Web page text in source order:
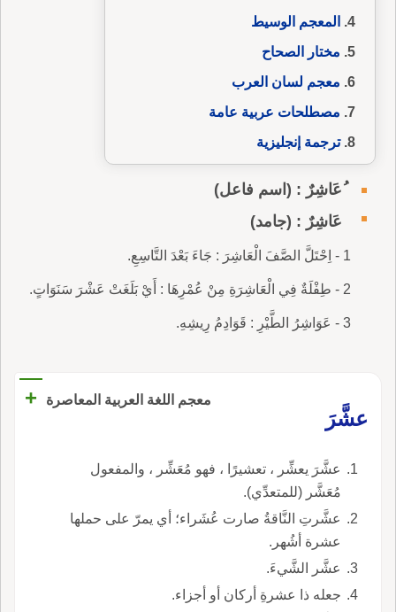
المعجم الوسيط
مختار الصحاح
معجم لسان العرب
مصطلحات عربية عامة
ترجمة إنجليزية
ُعَاشِرٌ : (اسم فاعل)
عَاشِرٌ : (جامد)
1 - اِحْتَلَّ الصَّفَ الْعَاشِرَ : جَاءَ بَعْدَ التَّاسِعِ.
2 - طِفْلَةٌ فِي الْعَاشِرَةِ مِنْ عُمْرِهَا : أَيْ بَلَغَتْ عَشْرَ سَنَوَاتٍ.
3 - عَوَاشِرُ الطَّيْرِ : قَوَادِمُ رِيشِهِ.
معجم اللغة العربية المعاصرة
+
عشَّرَ
عشَّرَ يعشِّر ، تعشيرًا ، فهو مُعَشِّر ، والمفعول
مُعَشَّر (للمتعدِّي).
عشَّرتِ النَّاقةُ صارت عُشَراء؛ أي يمرّ على حملها
عشرة أشُهر.
عشَّر الشَّيءَ.
جعله ذا عشرةِ أركان أو أجزاء.